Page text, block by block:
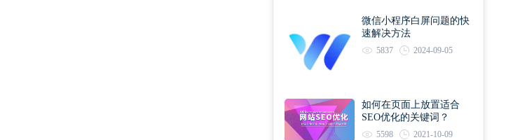
微信小程序白屏问题的快
速解决方法
5837 2024-09-05
如何在页面上放置适合
SEO优化的关键词？
5598 2021-10-09